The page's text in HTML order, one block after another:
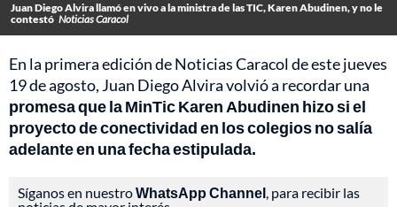
Juan Diego Alvira llamó en vivo a la ministra de las TIC, Karen Abudinen, y no le
contestó Noticias Caracol
En la primera edición de Noticias Caracol de este jueves
19 de agosto, Juan Diego Alvira volvió a recordar una
promesa que la MinTic Karen Abudinen hizo si el
proyecto de conectividad en los colegios no salía
adelante en una fecha estipulada.
Síganos en nuestroWhatsApp Channel, para recibir las